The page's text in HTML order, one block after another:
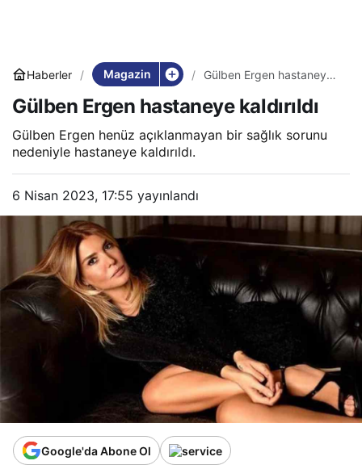
Haberler Magazin
Gülben Ergen hastaneye
Gülben Ergen hastaneye kaldırıldı
Gülben Ergen henüz açıklanmayan bir sağlık sorunu
nedeniyle hastaneye kaldırıldı.
6 Nisan 2023, 17:55 yayınlandı
Google'da Abone Ol